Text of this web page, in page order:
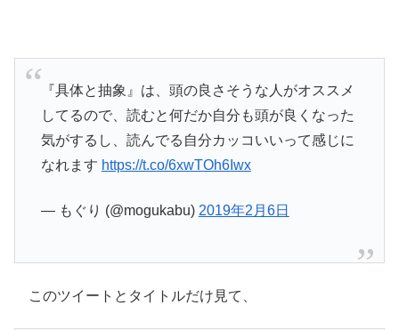
『具体と抽象』は、頭の良さそうな人がオススメ
してるので、読むと何だか自分も頭が良くなった
気がするし、読んでる自分カッコいいって感じに
なれます https://t.co/6xwTOh6Iwx
— もぐり (@mogukabu) 2019年2月6日
このツイートとタイトルだけ見て、